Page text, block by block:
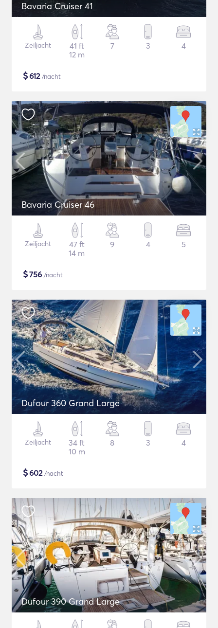
Bavaria Cruiser 41
Zeiljacht
41 ft
12 m
7 3 4
$612/nacht
Bavaria Cruiser 46
Zeiljacht
47 ft
14 m
9 4 5
$756 /nacht
Dufour 360 Grand Large
Zeiljacht
34 ft
10 m
8 3 4
$602/nacht
Dufour 390 Grand Large